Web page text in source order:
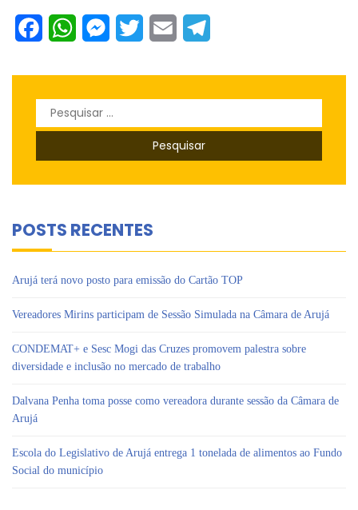
FacebookWhatsAppMessenger
Twitter Email
Pesquisar
POSTS RECENTES
Arujá terá novo posto para emissão do Cartão TOP
Vereadores Mirins participam de Sessão Simulada na Câmara de Arujá
CONDEMAT+ e Sesc Mogi das Cruzes promovem palestra sobre
diversidade e inclusão no mercado de trabalho
Dalvana Penha toma posse como vereadora durante sessão da Câmara de
Arujá
Escola do Legislativo de Arujá entrega 1 tonelada de alimentos ao Fundo
Social do município